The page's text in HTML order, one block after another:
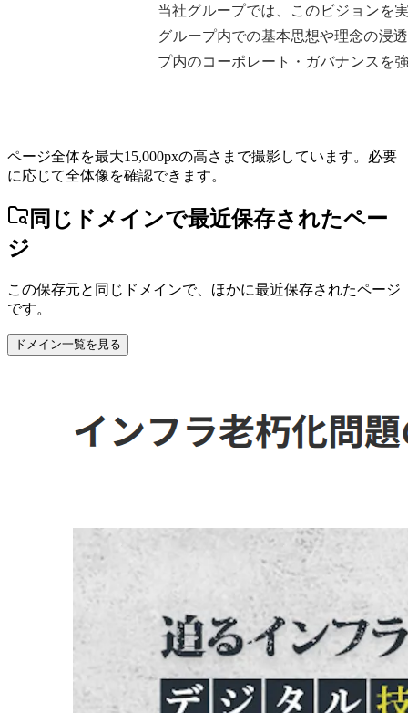
ページ全体を最大15,000pxの高さまで撮影しています。必要
に応じて全体像を確認できます。
同じドメインで最近保存されたペー
ジ
この保存元と同じドメインで、ほかに最近保存されたページ
です。
ドメイン一覧を見る